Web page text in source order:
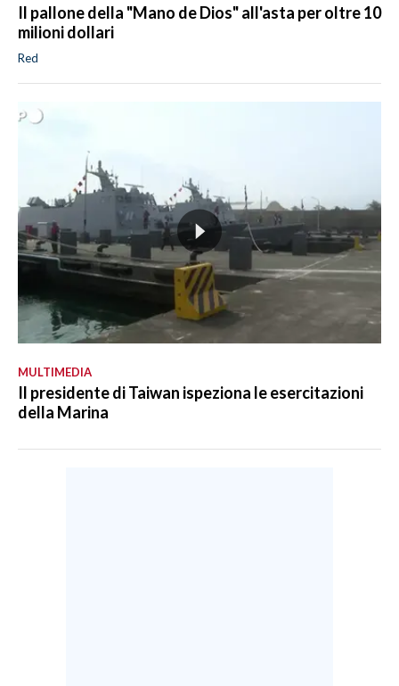
Il pallone della "Mano de Dios" all'asta per oltre 10
milioni dollari
Red
MULTIMEDIA
Il presidente di Taiwan ispeziona le esercitazioni
della Marina